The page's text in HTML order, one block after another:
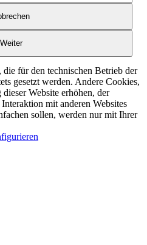
Weiter
für den technischen Betrieb der
gesetzt werden. Andere Cookies,
Website erhöhen, der
mit anderen Websites
sollen, werden nur mit Ihrer